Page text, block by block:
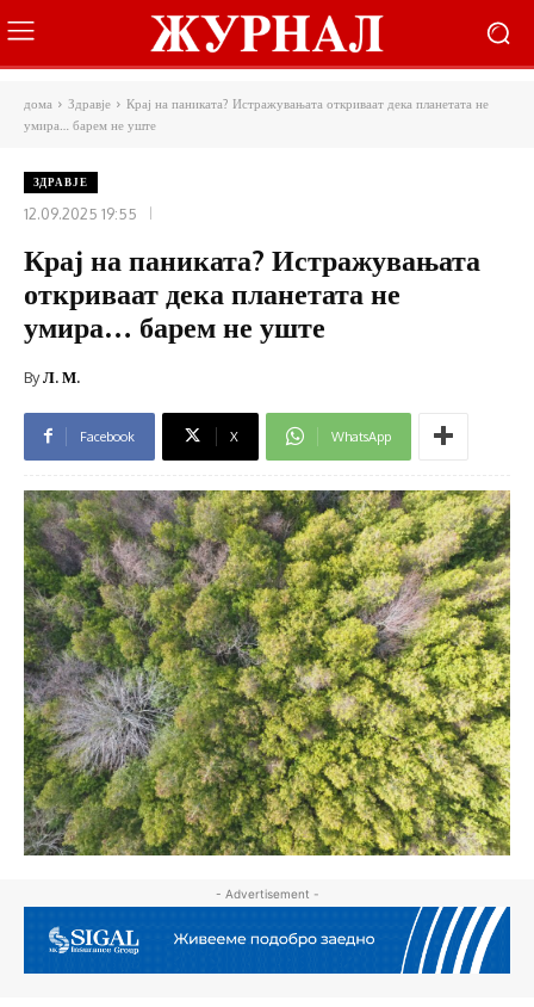
дома Здравје
Крај на паниката? Истражувањата откриваат дека планетата не
умира… барем не уште
ЗДРАВЈЕ
12.09.2025 19:55
Крај на паниката? Истражувањата
откриваат дека планетата не
умира… барем не уште
ByЛ. М.
Facebook X WhatsApp
- Advertisement -